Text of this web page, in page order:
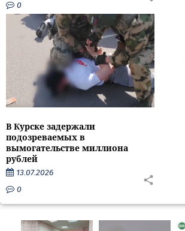
0
В Курске задержали
подозреваемых в
вымогательстве миллиона
рублей
13.07.2026
0